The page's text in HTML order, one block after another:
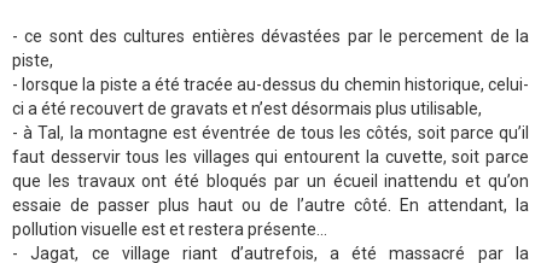
- ce sont des cultures entières dévastées par le percement de la
piste,
- lorsque la piste a été tracée au-dessus du chemin historique, celui-
ci a été recouvert de gravats et n’est désormais plus utilisable,
- à Tal, la montagne est éventrée de tous les côtés, soit parce qu’il
faut desservir tous les villages qui entourent la cuvette, soit parce
que les travaux ont été bloqués par un écueil inattendu et qu’on
essaie de passer plus haut ou de l’autre côté. En attendant, la
pollution visuelle est et restera présente…
- Jagat, ce village riant d’autrefois, a été massacré par la